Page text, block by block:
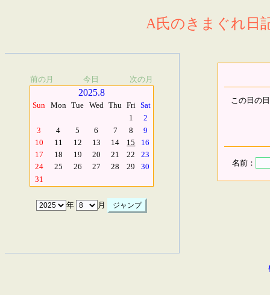
A氏のきまぐれ日
前の月 今日 次の月
2025.8
Sun Mon Tue Wed Thu Fri Sat
1
2
3
4 5 6 7 8
9
10
11 12 13 14 15
16
17
18 19 20 21 22
23
24
25 26 27 28 29
30
31
年 月
この日の
名前：